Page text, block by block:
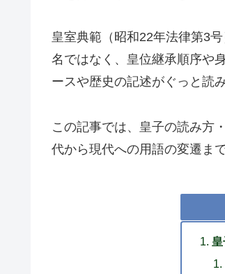
皇室典範（昭和22年法律第3
名ではなく、皇位継承順序や
ースや歴史の記述がぐっと読
この記事では、皇子の読み方
代から現代への用語の変遷ま